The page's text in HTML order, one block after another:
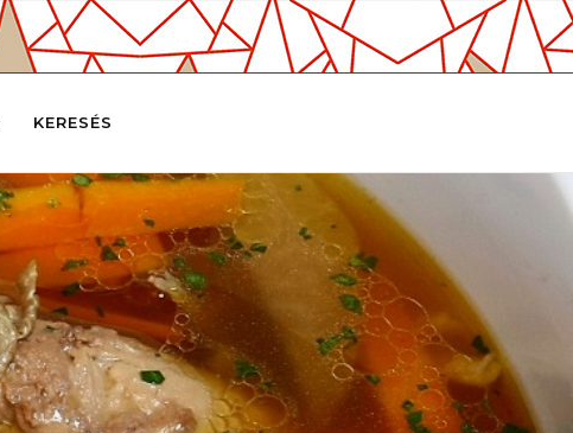
KERESÉS